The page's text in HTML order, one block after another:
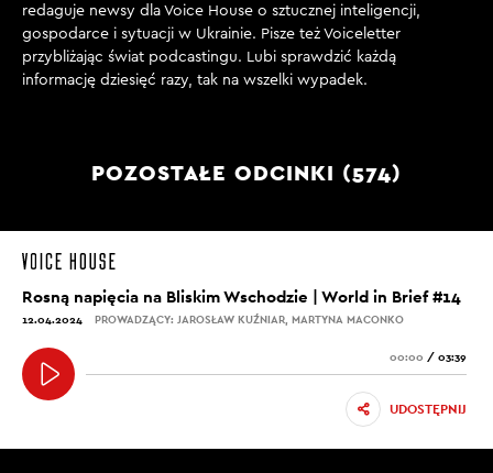
redaguje newsy dla Voice House o sztucznej inteligencji,
gospodarce i sytuacji w Ukrainie. Pisze też Voiceletter
przybliżając świat podcastingu. Lubi sprawdzić każdą
informację dziesięć razy, tak na wszelki wypadek.
POZOSTAŁE ODCINKI (574)
Rosną napięcia na Bliskim Wschodzie | World in Brief #14
12.04.2024 PROWADZĄCY: JAROSŁAW KUŹNIAR, MARTYNA MACONKO
00:00 / 03:39
UDOSTĘPNIJ